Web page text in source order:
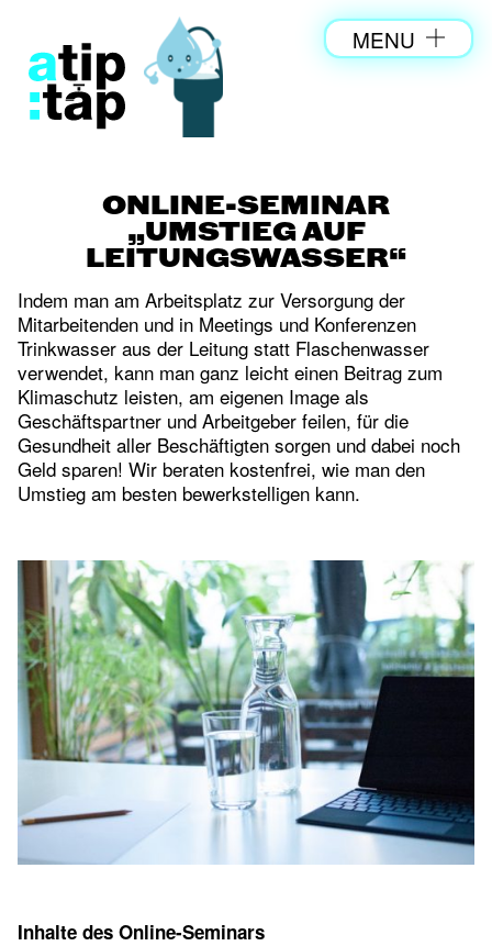
MENU
ONLINE-SEMINAR
„UMSTIEG AUF
LEITUNGSWASSER“
Indem man am Arbeitsplatz zur Versorgung der
Mitarbeitenden und in Meetings und Konferenzen
Trinkwasser aus der Leitung statt Flaschenwasser
verwendet, kann man ganz leicht einen Beitrag zum
Klimaschutz leisten, am eigenen Image als
Geschäftspartner und Arbeitgeber feilen, für die
Gesundheit aller Beschäftigten sorgen und dabei noch
Geld sparen! Wir beraten kostenfrei, wie man den
Umstieg am besten bewerkstelligen kann.
Inhalte des Online-Seminars